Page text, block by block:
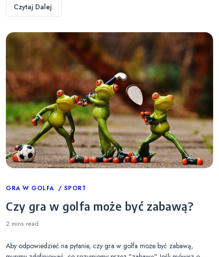
Czytaj Dalej
Categories
GRA W GOLFA SPORT
Czy gra w golfa może być zabawą?
2 mins read
Aby odpowiedzieć na pytanie, czy gra w golfa może być zabawą,